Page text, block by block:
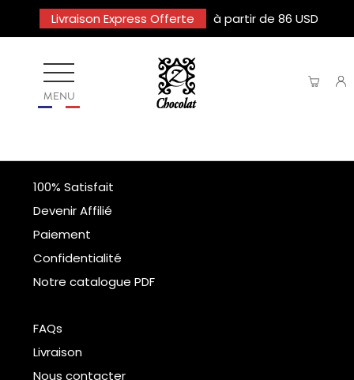
Livraison Express Offerte à partir de 86 USD
MENU
100% Satisfait
Devenir Affilié
Paiement
Confidentialité
Notre catalogue PDF
FAQs
Livraison
Nous contacter